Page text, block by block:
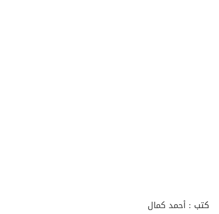
كتب : أحمد كمال